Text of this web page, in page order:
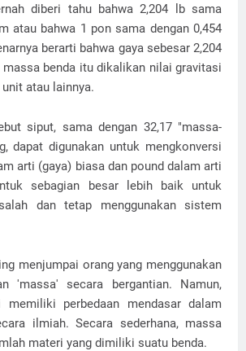
diberi tahu bahwa 2,204 lb sama
atau bahwa 1 pon sama dengan 0,454
berarti bahwa gaya sebesar 2,204
massa benda itu dikalikan nilai gravitasi
atau lainnya.
siput, sama dengan 32,17 "massa-
dapat digunakan untuk mengkonversi
arti (gaya) biasa dan pound dalam arti
sebagian besar lebih baik untuk
dan tetap menggunakan sistem
menjumpai orang yang menggunakan
'massa' secara bergantian. Namun,
perbedaan mendasar dalam
ilmiah. Secara sederhana, massa
materi yang dimiliki suatu benda.